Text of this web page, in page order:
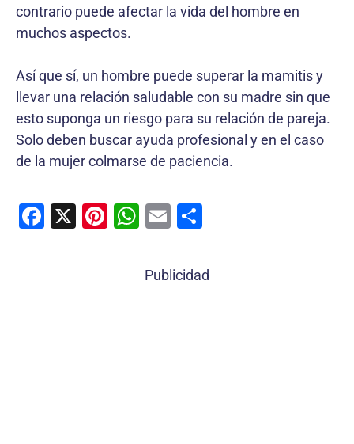
contrario puede afectar la vida del hombre en
muchos aspectos.
Así que sí, un hombre puede superar la mamitis y
llevar una relación saludable con su madre sin que
esto suponga un riesgo para su relación de pareja.
Solo deben buscar ayuda profesional y en el caso
de la mujer colmarse de paciencia.
F
X
Pi W
at
E
ai m
Publicidad